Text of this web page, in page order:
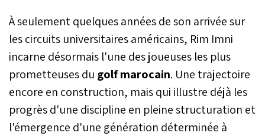
À seulement quelques années de son arrivée sur
les circuits universitaires américains, Rim Imni
incarne désormais l'une des joueuses les plus
prometteuses du golf marocain. Une trajectoire
encore en construction, mais qui illustre déjà les
progrès d'une discipline en pleine structuration et
l'émergence d'une génération déterminée à